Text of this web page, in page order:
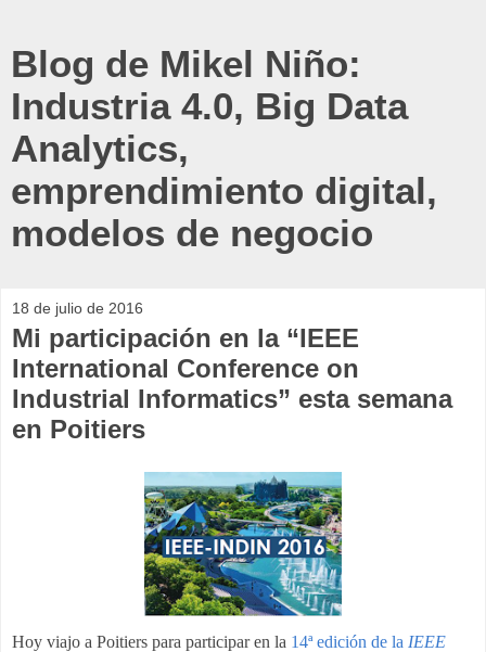
Blog de Mikel Niño:
Industria 4.0, Big Data
Analytics,
emprendimiento digital,
modelos de negocio
18 de julio de 2016
Mi participación en la “IEEE
International Conference on
Industrial Informatics” esta semana
en Poitiers
Hoy viajo a Poitiers para participar en la 14ª edición de la IEEE